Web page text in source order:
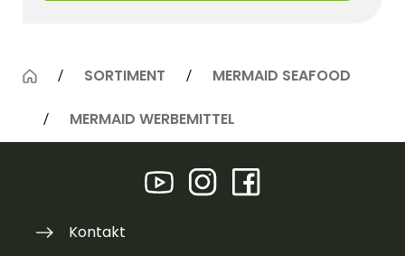
SORTIMENT MERMAID SEAFOOD
MERMAID WERBEMITTEL
Kontakt